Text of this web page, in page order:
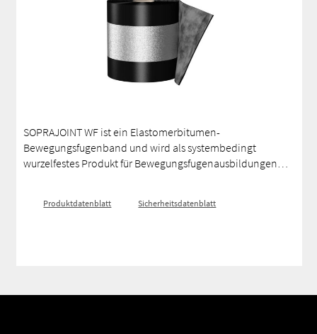
SOPRAJOINT WF ist ein Elastomerbitumen-
Bewegungsfugenband und wird als systembedingt
wurzelfestes Produkt für Bewegungsfugenausbildungen
Trägereinlage aus Polyesterjersey, oberseitig
Produktdatenblatt Sicherheitsdatenblatt